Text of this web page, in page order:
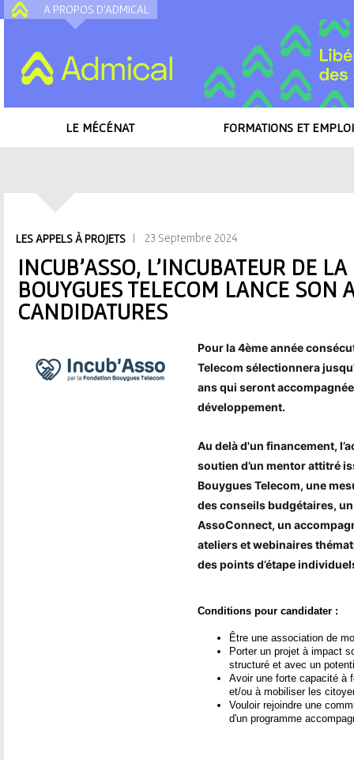
A PROPOS D'ADMICAL
LE MÉCÉNAT FORMATIONS ET
LES APPELS À PROJETS | 23 Septembre 2024
INCUB’ASSO, L’INCUBATEUR DE
BOUYGUES TELECOM LANCE SON
CANDIDATURES
Pour la 4ème année
Telecom sélectionnera
ans qui seront
développement.
Au delà d'un financement,
soutien d’un mentor attitré
Bouygues Telecom, une
des conseils budgétaires,
AssoConnect, un
ateliers et webinaires
des points d’étape
Conditions pour candidater :
Être une association de
Porter un projet à impact
structuré et avec un
Avoir une forte capacité à
et/ou à mobiliser les
Vouloir rejoindre une
d'un programme